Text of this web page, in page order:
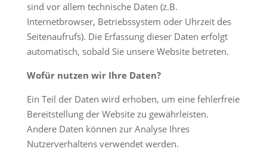
sind vor allem technische Daten (z.B.
Internetbrowser, Betriebssystem oder Uhrzeit des
Seitenaufrufs). Die Erfassung dieser Daten erfolgt
automatisch, sobald Sie unsere Website betreten.
Wofür nutzen wir Ihre Daten?
Ein Teil der Daten wird erhoben, um eine fehlerfreie
Bereitstellung der Website zu gewährleisten.
Andere Daten können zur Analyse Ihres
Nutzerverhaltens verwendet werden.